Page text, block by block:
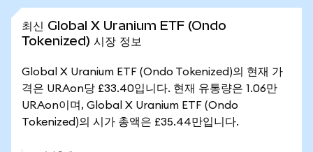
최신 Global X Uranium ETF (Ondo
Tokenized) 시장 정보
Global X Uranium ETF (Ondo Tokenized)의 현재 가
격은 URAon당 £33.40입니다. 현재 유통량은 1.06만
URAon이며, Global X Uranium ETF (Ondo
Tokenized)의 시가 총액은 £35.44만입니다.